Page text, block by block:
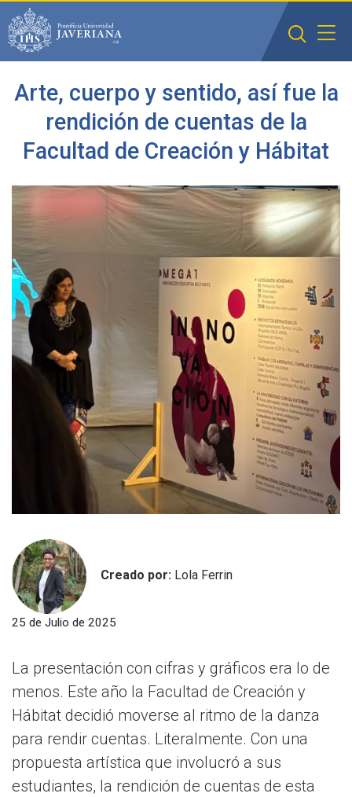
Saltar al contenido principal
Arte, cuerpo y sentido, así fue la
rendición de cuentas de la
Facultad de Creación y Hábitat
Creado por: Lola Ferrin
25 de Julio de 2025
La presentación con cifras y gráficos era lo de
menos. Este año la Facultad de Creación y
Hábitat decidió moverse al ritmo de la danza
para rendir cuentas. Literalmente. Con una
propuesta artística que involucró a sus
estudiantes, la rendición de cuentas de esta